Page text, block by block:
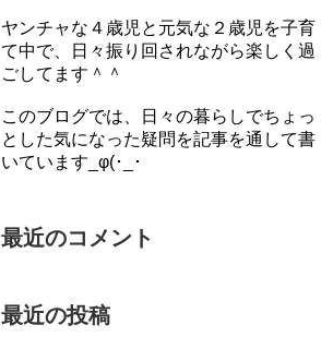
ヤンチャな４歳児と元気な２歳児を子育
て中で、日々振り回されながら楽しく過
ごしてます＾＾
このブログでは、日々の暮らしでちょっ
とした気になった疑問を記事を通して書
いています_φ(･_･
最近のコメント
最近の投稿